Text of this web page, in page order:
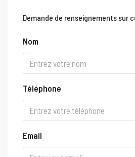
Demande de renseignements sur
Nom
Téléphone
Email